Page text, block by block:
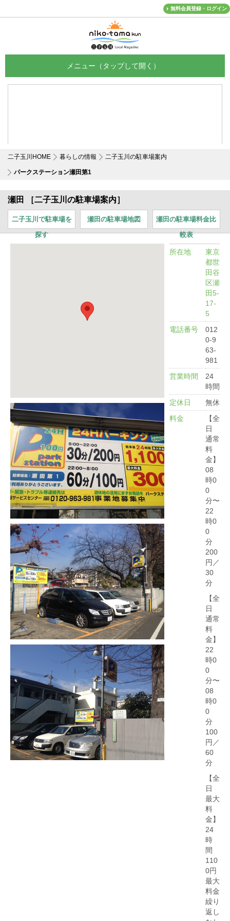
無料会員登録・ログイン
二子玉川HOME 暮らしの情報 二子玉川の駐車場案内
パークステーション瀬田第1
瀬田 ［二子玉川の駐車場案内］
二子玉川で駐車場を
探す
瀬田の駐車場地図
瀬田の駐車場料金比
較表
所在地
東京
都世
田谷
区瀬
田5-
17-
5
電話番号
012
0-9
63-
981
営業時間
24
時間
定休日
無休
料金
【全
日
通常
料
金】
08
時0
0
分〜
22
時0
0
分
200
円／
30
分
【全
日
通常
料
金】
22
時0
0
分〜
08
時0
0
分
100
円／
60
分
【全
日
最大
料
金】
24
時
間
110
0円
最大
料金
繰り
返し
メニュー